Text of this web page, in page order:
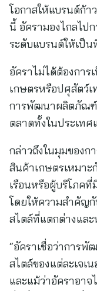
โอกาสให้แบรนด์ก้า
นี้ อัครามองไกลไป
ระดับแบรนด์ให้เป็น
อัคราไม่ได้ต้องกา
เกษตรหรือปศุสัตว์
การพัฒนาผลิตภัณ
ตลาดทั้งในประเทศ
กล่าวถึงในมุมของก
สินค้าเกษตรเหมาะ
เรือนหรือผู้บริโภค
โดยให้ความสำคัญ
สไตล์ที่แตกต่างแล
“อัคราเชื่อว่าการ
สไตล์ของแต่ละเจเ
และแม้ว่าอัคราอา